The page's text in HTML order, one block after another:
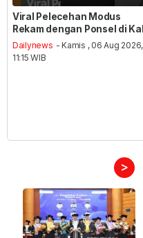
Viral Pelecehan Modus
Rekam dengan Ponsel di
Dailynews - Kamis , 06 Aug 2026,
11:15 WIB
>